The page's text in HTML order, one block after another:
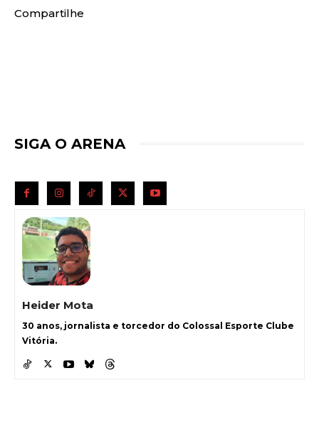
Compartilhe
SIGA O ARENA
Heider Mota
30 anos, jornalista e torcedor do Colossal Esporte Clube
Vitória.